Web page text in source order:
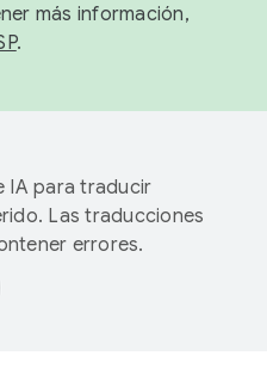
más información,
.
IA para traducir
Las traducciones
errores.